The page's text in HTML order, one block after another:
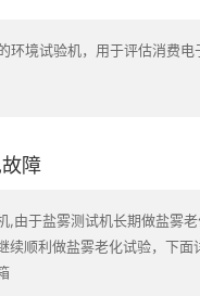
境试验机，用于评估消费
障
由于盐雾测试机长期做盐雾
顺利做盐雾老化试验，下